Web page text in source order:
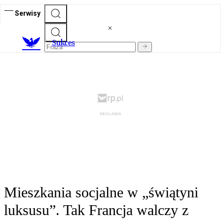
Serwisy
Sukces
Mieszkania socjalne w „świątyni
luksusu”. Tak Francja walczy z